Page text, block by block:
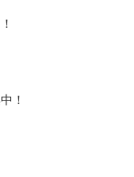
！